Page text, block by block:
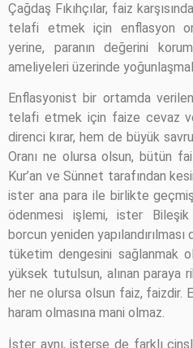
Çağdaş Fıkıhçılar, faiz
telafi etmek için enflasyon
yerine, paranın değerini
ameliyeleri üzerinde
Enflasyonist bir ortamda
telafi etmek için faize cevaz
direnci kırar, hem de büyük
Oranı ne olursa olsun, bütün
Kur’an ve Sünnet tarafından
ister ana para ile birlikte
ödenmesi işlemi, ister Bileşik
borcun yeniden
tüketim dengesini sağlanmak
yüksek tutulsun, alınan paraya
her ne olursa olsun faiz, faizdir.
haram olmasına mani olmaz.
İster aynı, isterse de farklı